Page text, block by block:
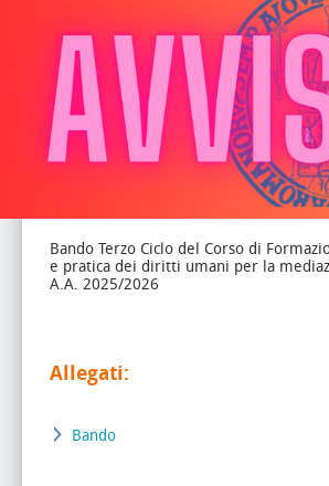
Bando Terzo Ciclo del Corso di
e pratica dei diritti umani per la
A.A. 2025/2026
Allegati:
Bando